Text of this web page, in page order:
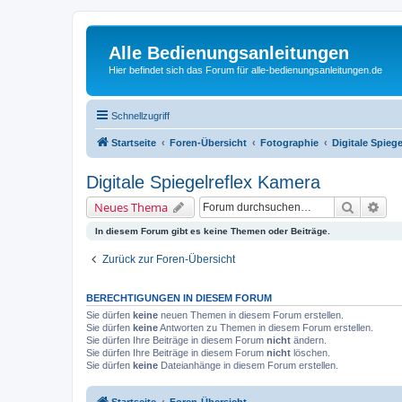
Alle Bedienungsanleitungen
Hier befindet sich das Forum für alle-bedienungsanleitungen.de
Schnellzugriff
Startseite Foren-Übersicht Fotographie Digitale
Digitale Spiegelreflex Kamera
Neues Thema Suche
In diesem Forum gibt es keine Themen oder Beiträge.
Zurück zur Foren-Übersicht
BERECHTIGUNGEN IN DIESEM FORUM
Sie dürfen keine neuen Themen in diesem Forum erstellen.
Sie dürfen keineAntworten zu Themen in diesem Forum erstellen.
Sie dürfen Ihre Beiträge in diesem Forum nicht ändern.
Sie dürfen Ihre Beiträge in diesem Forum nicht löschen.
Sie dürfen keine Dateianhänge in diesem Forum erstellen.